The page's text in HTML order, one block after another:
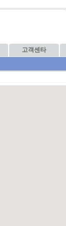
고객센타